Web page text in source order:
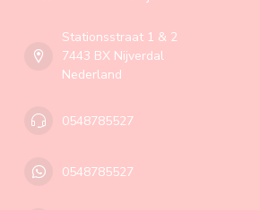
Stationsstraat 1 & 2
7443 BX Nijverdal
Nederland
0548785527
0548785527